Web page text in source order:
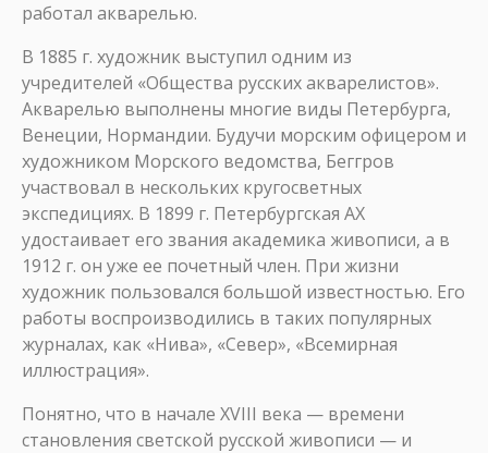
работал акварелью.
В 1885 г. художник выступил одним из
учредителей «Общества русских акварелистов».
Акварелью выполнены многие виды Петербурга,
Венеции, Нормандии. Будучи морским офицером и
художником Морского ведомства, Беггров
участвовал в нескольких кругосветных
экспедициях. В 1899 г. Петербургская АХ
удостаивает его звания академика живописи, а в
1912 г. он уже ее почетный член. При жизни
художник пользовался большой известностью. Его
работы воспроизводились в таких популярных
журналах, как «Нива», «Север», «Всемирная
иллюстрация».
Понятно, что в начале XVIII века — времени
становления светской русской живописи — и